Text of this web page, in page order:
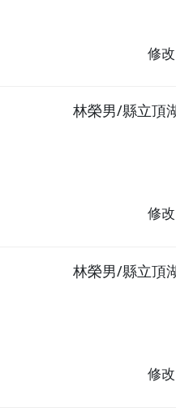
修
林榮男/縣立頂
修
林榮男/縣立頂
修